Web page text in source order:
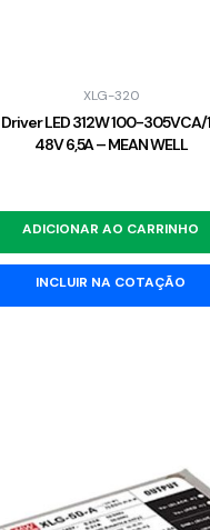
XLG-320
LED 312W 100-
48V 6,5A – MEAN WELL
ADICIONAR AO CARRINHO
INCLUIR NA COTAÇÃO